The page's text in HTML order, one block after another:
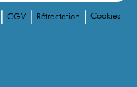
| CGV | Rétractation | Cookies